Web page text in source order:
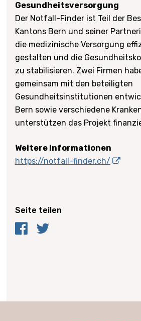
Gesundheitsversorgung
Der Notfall-Finder ist Teil der
Kantons Bern und seiner
die medizinische Versorgung
gestalten und die
zu stabilisieren. Zwei Firmen
gemeinsam mit den beteiligten
Gesundheitsinstitutionen
Bern sowie verschiedene
unterstützen das Projekt
Weitere Informationen
https://notfall-finder.ch/
Seite teilen
Facebook
Twitter